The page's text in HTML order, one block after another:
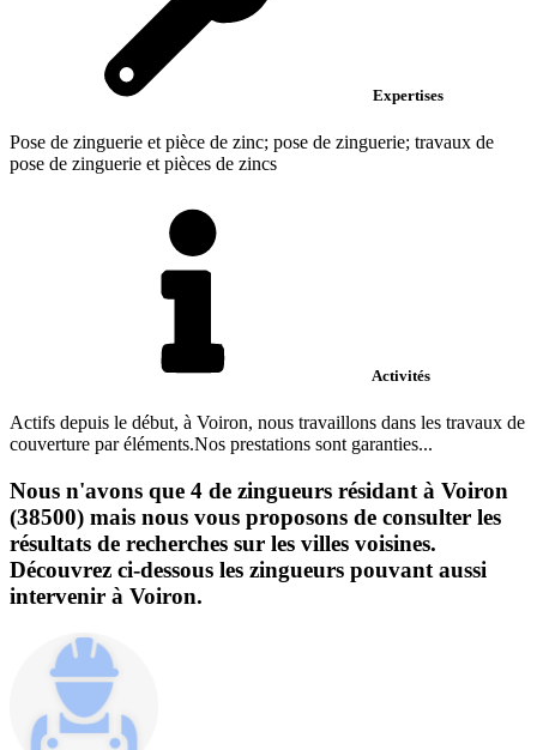
Expertises
Pose de zinguerie et pièce de zinc; pose de zinguerie; travaux de
pose de zinguerie et pièces de zincs
Activités
Actifs depuis le début, à Voiron, nous travaillons dans les travaux de
couverture par éléments.Nos prestations sont garanties...
Nous n'avons que 4 de zingueurs résidant à Voiron
(38500) mais nous vous proposons de consulter les
résultats de recherches sur les villes voisines.
Découvrez ci-dessous les zingueurs pouvant aussi
intervenir à Voiron.